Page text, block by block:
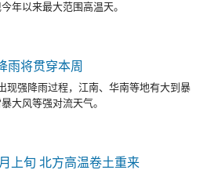
年以来最大范围高温天。
雨将贯穿本周
现强降雨过程，江南、华南等地有大到暴
大风等强对流天气。
上旬 北方高温卷土重来